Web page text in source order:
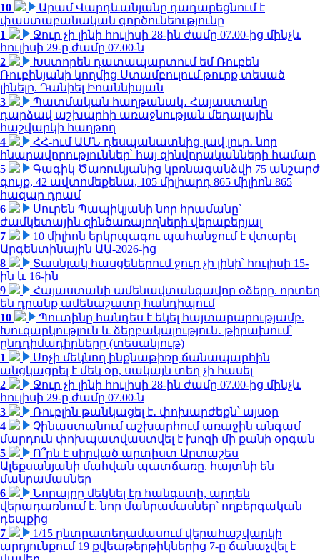
10
Արամ Վարդևանյանը դադարեցնում է
փաստաբանական գործունեությունը
1
Ջուր չի լինի հուլիսի 28-ին ժամը 07.00-ից մինչև
հուլիսի 29-ը ժամը 07.00-ն
2
Խստորեն դատապարտում եմ Ռուբեն
Ռուբինյանի կողմից Ստամբուլում թուրք տեսած
լինելը. Դանիել Իոաննիսյան
3
Պատմական հաղթանակ․ Հայաստանը
դարձավ աշխարհի առաջնության մեդալային
հաշվարկի հաղթող
4
ՀՀ-ում ԱՄՆ դեսպանատնից լավ լուր․ նոր
հնարավորություններ՝ հայ զինվորականների համար
5
Գագիկ Ծառուկյանից կբռնագանձվի 75 անշարժ
գույք, 42 ավտոմեքենա, 105 միլիարդ 865 միլիոն 865
հազար դրամ
6
Սուրեն Պապիկյանի նոր հրամանը՝
ժամկետային զինծառայողների վերաբերյալ
7
10 միլիոն երկրպագու պահանջում է վտարել
Արգենտինային ԱԱ-2026-ից
8
Տասնյակ հասցեներում ջուր չի լինի՝ հուլիսի 15-
ին և 16-ին
9
Հայաստանի ամենավտանգավոր օձերը. որտեղ
են դրանք ամենաշատը հանդիպում
10
Պուտինը հանդես է եկել հայտարարությամբ.
Խուզարկություն և ձերբակալություն․ թիրախում՝
ընդդիմադիրները (տեսանյութ)
1
Սոչի մեկնող ինքնաթիռը ճանապարհին
անցկացրել է մեկ օր, սակայն տեղ չի հասել
2
Ջուր չի լինի հուլիսի 28-ին ժամը 07.00-ից մինչև
հուլիսի 29-ը ժամը 07.00-ն
3
Ռուբլին թանկացել է․ փոխարժեքն՝ այսօր
4
Չինաստանում աշխարհում առաջին անգամ
մարդուն փոխպատվաստվել է խոզի մի քանի օրգան
5
Ո՞րն է սիրված արտիստ Արտաշես
Ալեքսանյանի մահվան պատճառը. հայտնի են
մանրամասներ
6
Նորայրը մեկնել էր հանգստի, արդեն
վերադառնում է. նոր մանրամասներ՝ ողբերգական
դեպքից
7
1/15 ընտրատեղամասում վերահաշվարկի
արդյունքում 19 քվեաթերթիկներից 7-ը ճանաչվել է